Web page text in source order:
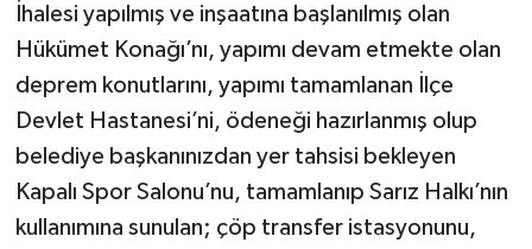
İhalesi yapılmış ve inşaatına başlanılmış olan
Hükümet Konağı’nı, yapımı devam etmekte olan
deprem konutlarını, yapımı tamamlanan İlçe
Devlet Hastanesi’ni, ödeneği hazırlanmış olup
belediye başkanınızdan yer tahsisi bekleyen
Kapalı Spor Salonu’nu, tamamlanıp Sarız Halkı’nın
kullanımına sunulan; çöp transfer istasyonunu,